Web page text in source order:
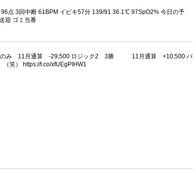
点 3回中断 61BPM イビキ57分 139/91 36.1℃ 97SpO2% 今日の予
迎 ゴミ当番
勝のみ 11月通算 -29,500 ロジック2 3勝 11月通算 +10,500 バ
笑） https://t.co/xfUEgPIHW1